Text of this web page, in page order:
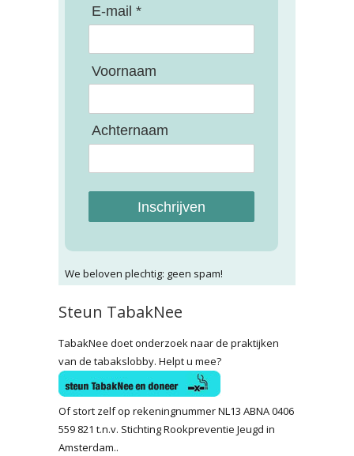
E-mail *
Voornaam
Achternaam
Inschrijven
We beloven plechtig: geen spam!
Steun TabakNee
TabakNee doet onderzoek naar de praktijken
van de tabakslobby. Helpt u mee?
Of stort zelf op rekeningnummer NL13 ABNA 0406
559 821 t.n.v. Stichting Rookpreventie Jeugd in
Amsterdam..